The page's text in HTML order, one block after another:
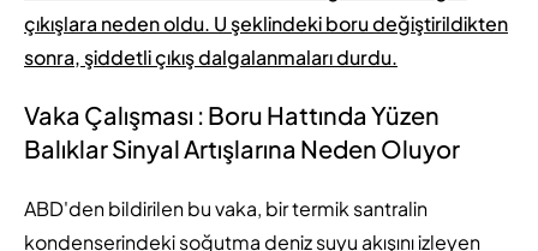
çıkışlara neden oldu. U şeklindeki boru değiştirildikten
sonra, şiddetli çıkış dalgalanmaları durdu.
Vaka Çalışması : Boru Hattında Yüzen
Balıklar Sinyal Artışlarına Neden Oluyor
ABD'den bildirilen bu vaka, bir termik santralin
kondenserindeki soğutma deniz suyu akışını izleyen